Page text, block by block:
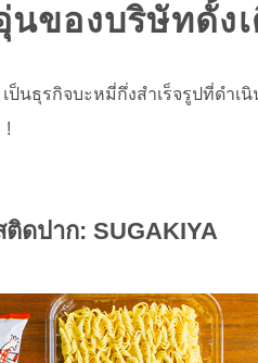
ของบริษัทดั้ง
เป็นธุรกิจบะหมี่กึ่งสำเร็จรูปที่
!
ดปาก: SUGAKIYA